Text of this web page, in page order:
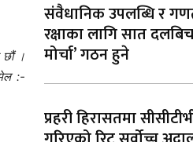
छौं ।
:-
संवैधानिक उपलब्धि र
रक्षाका लागि सात दलबिच
मोर्चा’ गठन हुने
प्रहरी हिरासतमा